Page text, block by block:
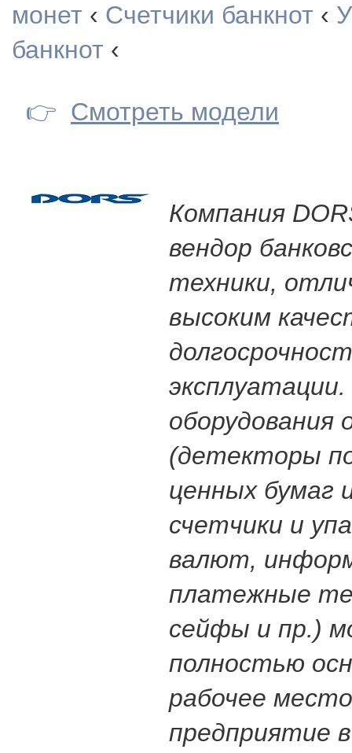
монет ‹ Счетчики банкнот ‹
банкнот ‹
👉 Смотреть модели
Компания
вендор
техники,
высоким
оборудования
(детекторы
ценных бумаг
счетчики и
валют,
платежные
сейфы и пр.)
полностью
рабочее
предприятие